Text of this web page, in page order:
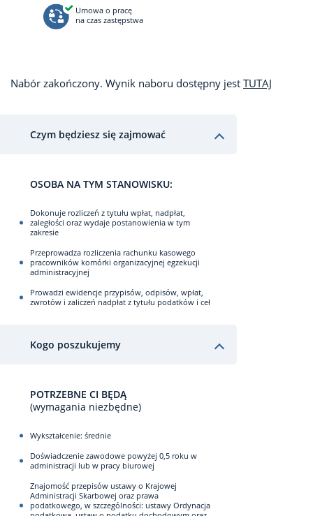
Umowa o pracę
na czas zastępstwa
Nabór zakończony. Wynik naboru dostępny jest TUTAJ
Czym będziesz się zajmować
OSOBA NA TYM STANOWISKU:
Dokonuje rozliczeń z tytułu wpłat, nadpłat,
zaległości oraz wydaje postanowienia w tym
zakresie
Przeprowadza rozliczenia rachunku kasowego
pracowników komórki organizacyjnej egzekucji
administracyjnej
Prowadzi ewidencje przypisów, odpisów, wpłat,
zwrotów i zaliczeń nadpłat z tytułu podatków i ceł
Kogo poszukujemy
POTRZEBNE CI BĘDĄ
(wymagania niezbędne)
Wykształcenie: średnie
Doświadczenie zawodowe powyżej 0,5 roku w
administracji lub w pracy biurowej
Znajomość przepisów ustawy o Krajowej
Administracji Skarbowej oraz prawa
podatkowego, w szczególności: ustawy Ordynacja